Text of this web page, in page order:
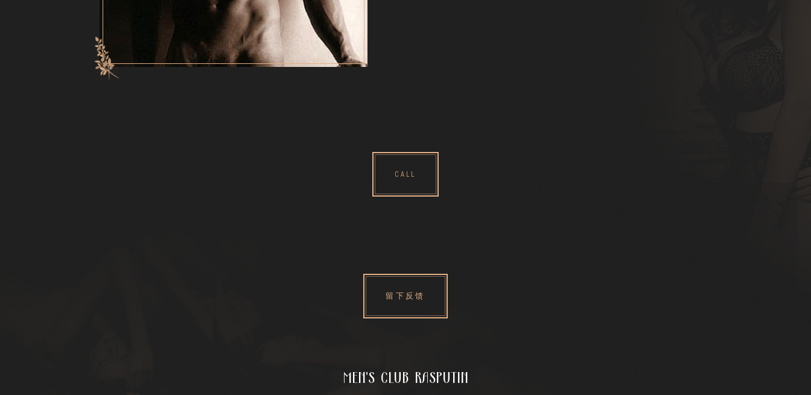
CALL
留下反馈
MEN'S CLUB RASPUTIN